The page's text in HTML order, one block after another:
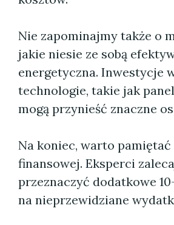
Nie zapominajmy także o
jakie niesie ze sobą
energetyczna. Inwestycje
technologie, takie jak
mogą przynieść znaczne
Na koniec, warto
finansowej. Eksperci
przeznaczyć dodatkowe
na nieprzewidziane